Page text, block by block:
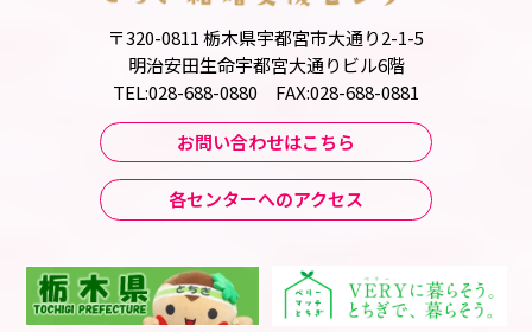
〒320-0811 栃木県宇都宮市大通り2-1-5
明治安田生命宇都宮大通りビル6階
TEL:028-688-0880 FAX:028-688-0881
お問い合わせはこちら
各センターへのアクセス